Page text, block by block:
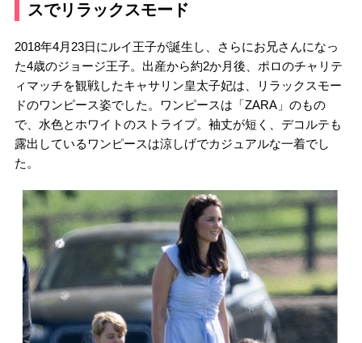
スでリラックスモード
2018年4月23日にルイ王子が誕生し、さらにお兄さんになっ
た4歳のジョージ王子。出産から約2か月後、ポロのチャリテ
ィマッチを観戦したキャサリン皇太子妃は、リラックスモー
ドのワンピース姿でした。ワンピースは「ZARA」のもの
で、水色とホワイトのストライプ。袖丈が短く、デコルテも
露出しているワンピースは涼しげでカジュアルな一着でし
た。